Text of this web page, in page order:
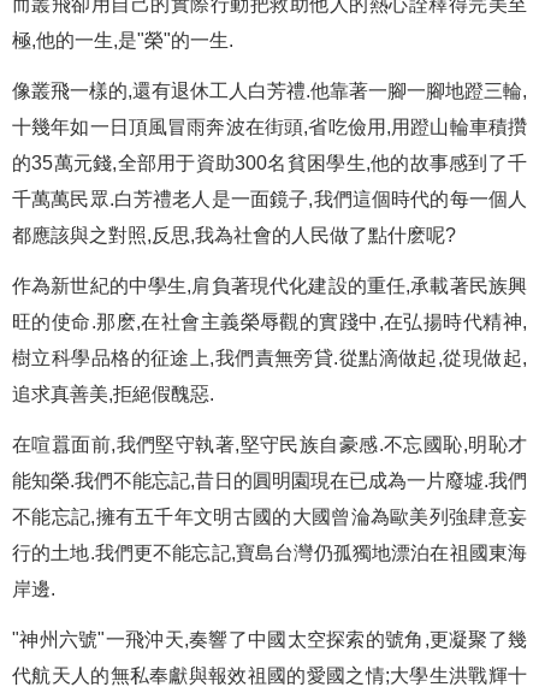
而叢飛卻用自己的實際行動把救助他人的熱心詮釋得完美至
極,他的一生,是"榮"的一生.
像叢飛一樣的,還有退休工人白芳禮.他靠著一腳一腳地蹬三輪,
十幾年如一日頂風冒雨奔波在街頭,省吃儉用,用蹬山輪車積攢
的35萬元錢,全部用于資助300名貧困學生,他的故事感到了千
千萬萬民眾.白芳禮老人是一面鏡子,我們這個時代的每一個人
都應該與之對照,反思,我為社會的人民做了點什麽呢?
作為新世紀的中學生,肩負著現代化建設的重任,承載著民族興
旺的使命.那麽,在社會主義榮辱觀的實踐中,在弘揚時代精神,
樹立科學品格的征途上,我們責無旁貸.從點滴做起,從現做起,
追求真善美,拒絕假醜惡.
在喧囂面前,我們堅守執著,堅守民族自豪感.不忘國恥,明恥才
能知榮.我們不能忘記,昔日的圓明園現在已成為一片廢墟.我們
不能忘記,擁有五千年文明古國的大國曾淪為歐美列強肆意妄
行的土地.我們更不能忘記,寶島台灣仍孤獨地漂泊在祖國東海
岸邊.
"神州六號"一飛沖天,奏響了中國太空探索的號角,更凝聚了幾
代航天人的無私奉獻與報效祖國的愛國之情;大學生洪戰輝十